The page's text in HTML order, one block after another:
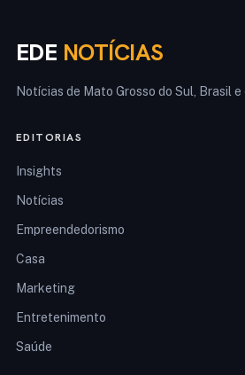
EDE NOTÍCIAS
Notícias de Mato Grosso do Sul, Brasil
EDITORIAS
Insights
Notícias
Empreendedorismo
Casa
Marketing
Entretenimento
Saúde